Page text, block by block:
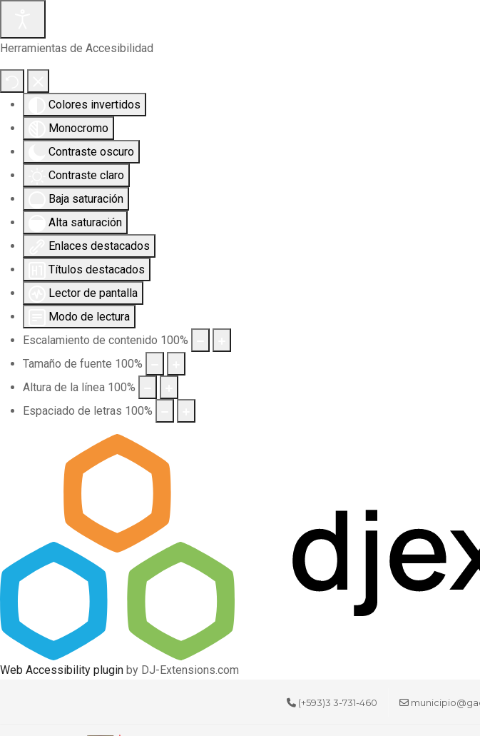
Herramientas de Accesibilidad
Colores invertidos
Monocromo
Contraste oscuro
Contraste claro
Baja saturación
Alta saturación
Enlaces destacados
Títulos destacados
Lector de pantalla
Modo de lectura
Escalamiento de contenido 100%
Tamaño de fuente 100%
Altura de la línea 100%
Espaciado de letras 100%
Web Accessibility plugin by DJ-Extensions.com
(+593)3 3-731-460